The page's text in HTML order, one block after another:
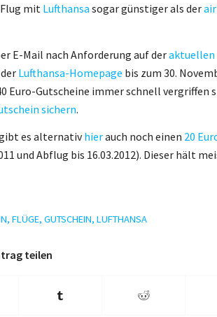
Flug mit Lufthansa sogar günstiger als der
E-Mail nach Anforderung auf deraktuellen
Lufthansa-Homepage bis zum 30.
Euro-Gutscheine immer schnell vergriffen
sichern.
es alternativhierauch noch einen 20
und Abflug bis 16.03.2012). Dieser hält
, FLÜGE, GUTSCHEIN, LUFTHANSA
teilen